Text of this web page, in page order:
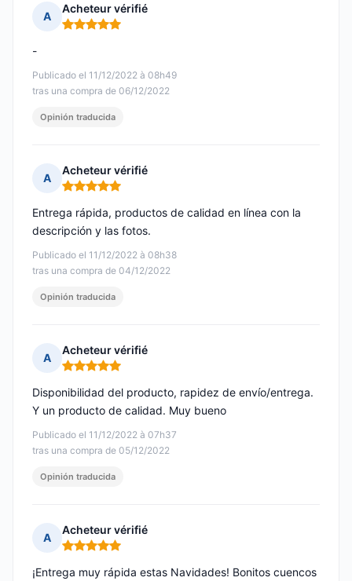
A
Acheteur vérifié
Nota: 5 de 5
Publicado el 11/12/2022 à 08h49
tras una compra de 06/12/2022
-
Opinión traducida
A
Acheteur vérifié
Nota: 5 de 5
Publicado el 11/12/2022 à 08h38
tras una compra de 04/12/2022
Entrega rápida, productos de calidad en línea con la
descripción y las fotos.
Opinión traducida
A
Acheteur vérifié
Nota: 5 de 5
Publicado el 11/12/2022 à 07h37
tras una compra de 05/12/2022
Disponibilidad del producto, rapidez de envío/entrega.
Y un producto de calidad. Muy bueno
Opinión traducida
A
Acheteur vérifié
Nota: 5 de 5
¡Entrega muy rápida estas Navidades! Bonitos cuencos